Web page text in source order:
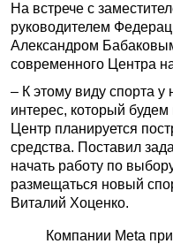
На встрече с
руководителем
Александром
современного Центра
– К этому виду спорта
интерес, который
Центр планируется
средства. Поставил
начать работу по
размещаться новый
Виталий Хоценко.
Компании Meta